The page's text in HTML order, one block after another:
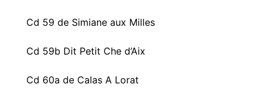
Cd 59 de Simiane aux Milles
Cd 59b Dit Petit Che d’Aix
Cd 60a de Calas A Lorat